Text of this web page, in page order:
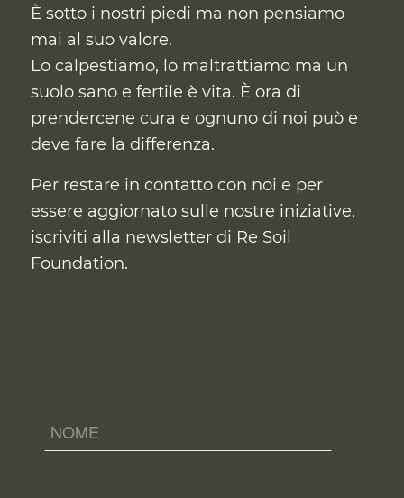
È sotto i nostri piedi ma non pensiamo
mai al suo valore.
Lo calpestiamo, lo maltrattiamo ma un
suolo sano e fertile è vita. È ora di
prendercene cura e ognuno di noi può e
deve fare la differenza.
Per restare in contatto con noi e per
essere aggiornato sulle nostre iniziative,
iscriviti alla newsletter di Re Soil
Foundation.